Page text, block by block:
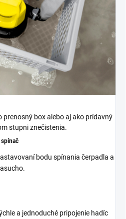
prenosný box alebo aj ako prídavný
stupni znečistenia.
bodu spínania čerpadla a
a jednoduché pripojenie hadíc